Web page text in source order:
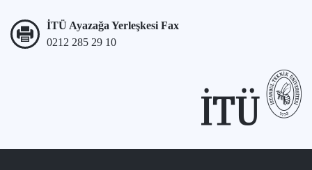
İTÜ Ayazağa Yerleşkesi Fax
0212 285 29 10